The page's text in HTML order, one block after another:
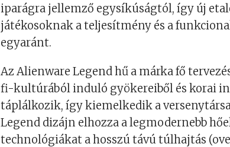
iparágra jellemző egysíkúságtól, így új
játékosoknak a teljesítmény és a
egyaránt.
Az Alienware Legend hű a márka fő
fi-kultúrából induló gyökereiből és korai
táplálkozik, így kiemelkedik a
Legend dizájn elhozza a legmodernebb
technológiákat a hosszú távú túlhajtás